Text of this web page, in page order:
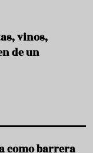
vinos,
de un
como barrera